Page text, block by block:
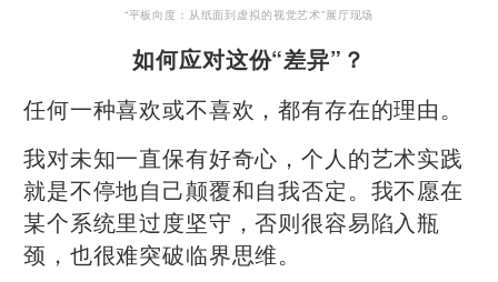
“平板向度：从纸面到虚拟的视觉艺术”展厅现场
如何应对这份“差异”？
任何一种喜欢或不喜欢，都有存在的理由。
我对未知一直保有好奇心，个人的艺术实践
就是不停地自己颠覆和自我否定。我不愿在
某个系统里过度坚守，否则很容易陷入瓶
颈，也很难突破临界思维。